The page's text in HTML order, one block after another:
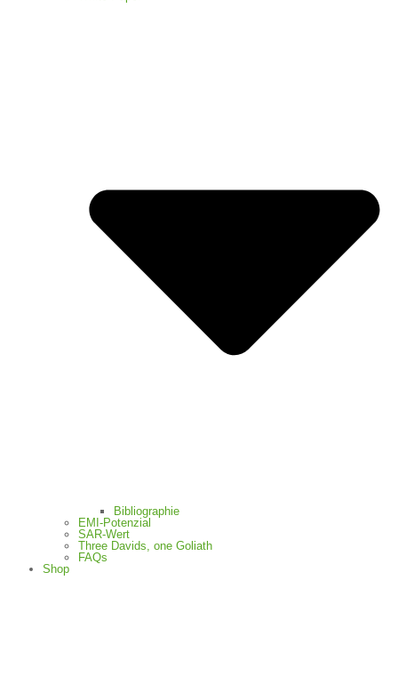
Bibliographie
EMI-Potenzial
SAR-Wert
Three Davids, one Goliath
FAQs
Shop